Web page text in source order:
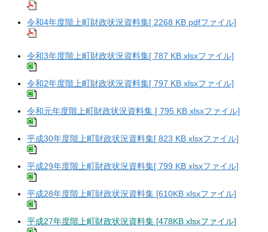
令和4年度階上町財政状況資料集[ 2268 KB pdfファイル]
令和3年度階上町財政状況資料集[ 787 KB xlsxファイル]
令和2年度階上町財政状況資料集[ 797 KB xlsxファイル]
令和元年度階上町財政状況資料集 [ 795 KB xlsxファイル]
平成30年度階上町財政状況資料集[ 823 KB xlsxファイル]
平成29年度階上町財政状況資料集[ 799 KB xlsxファイル]
平成28年度階上町財政状況資料集 [610KB xlsxファイル]
平成27年度階上町財政状況資料集 [478KB xlsxファイル]